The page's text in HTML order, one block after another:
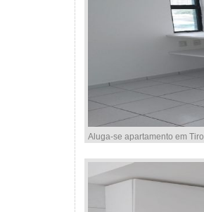
Aluga-se apartamento em Tirol